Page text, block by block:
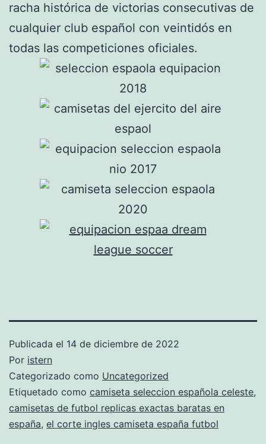
racha histórica de victorias consecutivas de
cualquier club español con veintidós en
todas las competiciones oficiales.
Publicada el 14 de diciembre de 2022
Por istern
Categorizado como Uncategorized
Etiquetado como camiseta seleccion española celeste,
camisetas de futbol replicas exactas baratas en
españa, el corte ingles camiseta españa futbol